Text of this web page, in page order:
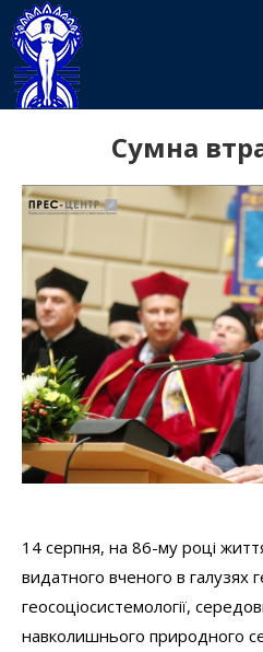
Сумна
14 серпня, на 86-му році
видатного вченого в галузях
геосоціосистемології,
навколишнього природного